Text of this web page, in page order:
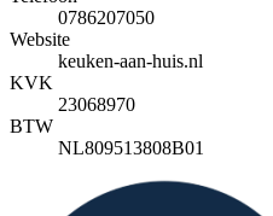
0786207050
Website
keuken-aan-huis.nl
KVK
23068970
BTW
NL809513808B01